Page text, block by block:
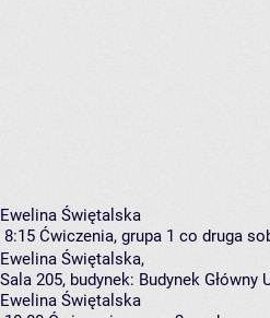
Ewelina Świętalska
8:15 Ćwiczenia, grupa 1 co druga
Ewelina Świętalska,
Sala 205, budynek: Budynek Główny
Ewelina Świętalska